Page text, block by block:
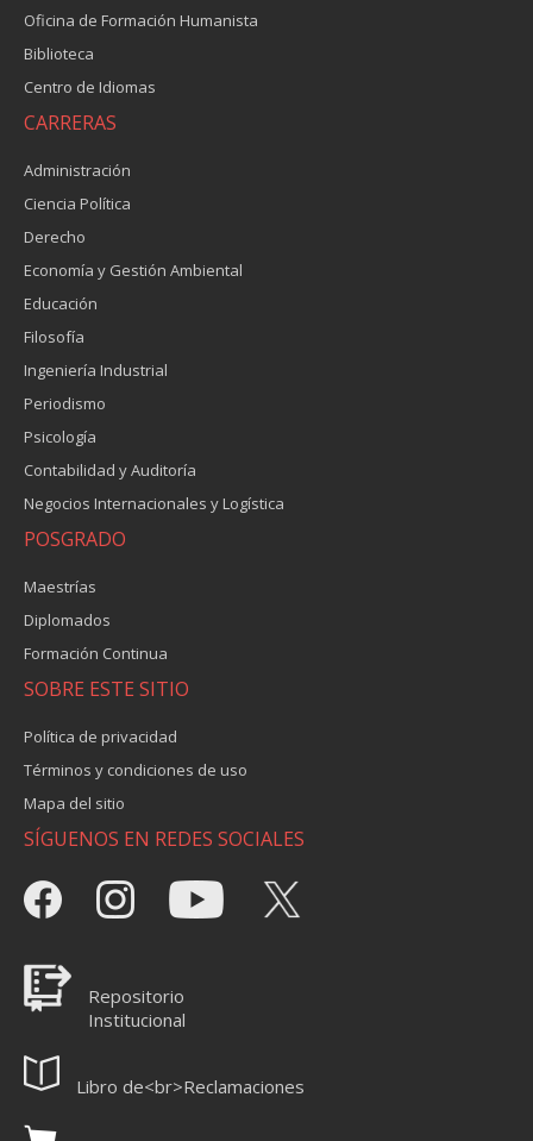
Oficina de Formación Humanista
Biblioteca
Centro de Idiomas
CARRERAS
Administración
Ciencia Política
Derecho
Economía y Gestión Ambiental
Educación
Filosofía
Ingeniería Industrial
Periodismo
Psicología
Contabilidad y Auditoría
Negocios Internacionales y Logística
POSGRADO
Maestrías
Diplomados
Formación Continua
SOBRE ESTE SITIO
Política de privacidad
Términos y condiciones de uso
Mapa del sitio
SÍGUENOS EN REDES SOCIALES
Repositorio
Institucional
Libro de<br>Reclamaciones